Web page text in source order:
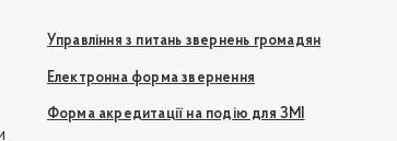
Управління з питань звернень громадян
Електронна форма звернення
Форма акредитації на подію для ЗМІ